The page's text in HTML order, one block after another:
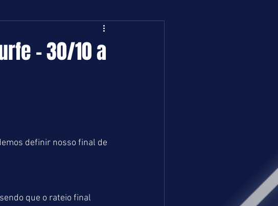
- 30/10 a
definir nosso final de
que o rateio final